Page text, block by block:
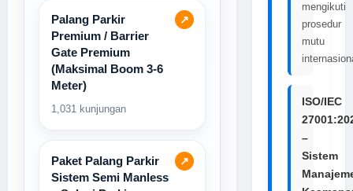
↗
Palang Parkir
Premium / Barrier
Gate Premium
(Maksimal Boom 3-6
Meter)
1,031 kunjungan
↗
Paket Palang Parkir
Sistem Semi Manless
mengikuti
prosedur
mutu
ISO/IEC
–
Sistem